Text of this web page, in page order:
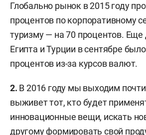
Глобально рынок в 2015 году
процентов по корпоративному
туризму — на 70 процентов. Еще
Египта и Турции в сентябре
процентов из-за курсов валют.
2. В 2016 году мы выходим
выживет тот, кто будет
инновационные вещи, искать
другому формировать свой